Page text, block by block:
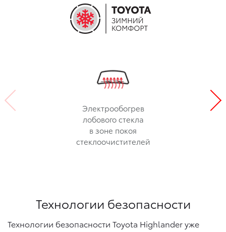
Электрообогрев
лобового стекла
в зоне покоя
стеклоочистителей
Технологии безопасности
Технологии безопасности Toyota Highlander уже